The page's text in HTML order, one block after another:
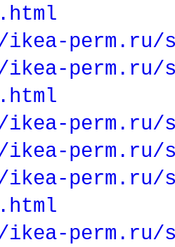
perm.ru/
perm.ru/
perm.ru/
perm.ru/
perm.ru/
perm.ru/